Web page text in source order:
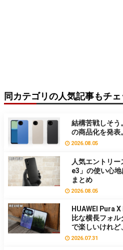
同カテゴリの人気記事もチェ
結構苦戦しそう
の商品化を発
2026.08.05
人気エントリ
e3」の使い心
まとめ
2026.08.05
HUAWEI Pura
比な横長フォ
で楽しいけれど
2026.07.31